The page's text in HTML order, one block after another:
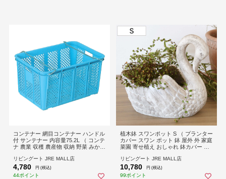
コンテナー 網目コンテナー ハンドル
付 サンテナー 内容量75.2L （ コンテ
ナ 農業 収穫 農産物 収納 野菜 みかん
き スタッキング キャスター ）
リビングート JRE MALL店
4,780 円 (税込)
44ポイント
植木鉢 スワンポット S （ プランター
カバー スワン ポット 鉢 屋外 外 家庭
菜園 寄せ植え おしゃれ 鉢カバー 鉢
リビングート JRE MALL店
10,780 円 (税込)
99ポイント